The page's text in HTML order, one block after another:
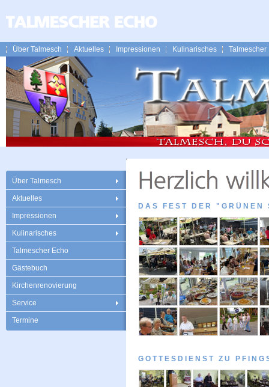
Über Talmesch Aktuelles Impressionen Kulinarisches Talmescher
Über Talmesch
Aktuelles
Impressionen
Kulinarisches
Talmescher Echo
Gästebuch
Kirchenrenovierung
Service
Termine
DAS FEST DER
GOTTESDIENST ZU